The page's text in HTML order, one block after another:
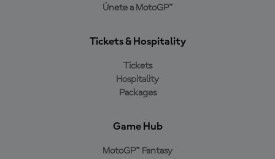
Únete a MotoGP™
Tickets & Hospitality
Tickets
Hospitality
Packages
Game Hub
MotoGP™ Fantasy